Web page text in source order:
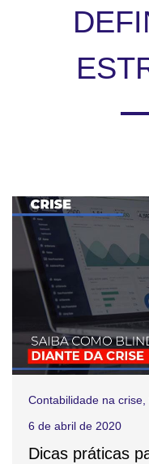
Contabilidade na crise,
6 de abril de 2020
Dicas práticas